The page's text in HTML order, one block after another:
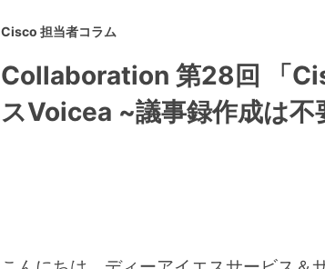
Cisco 担当者コラム
Collaboration 第28回 「
スVoicea ~議事録作成は不